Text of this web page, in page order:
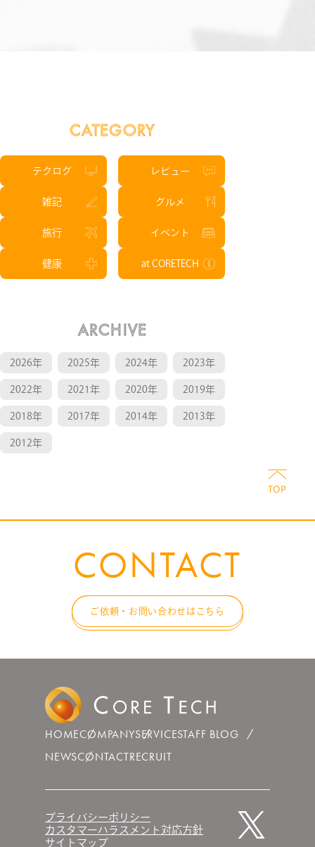
CATEGORY
テクログ レビュー
雑記 グルメ
旅行 イベント
健康 at CORETECH
ARCHIVE
2026年 2025年 2024年 2023年
2022年 2021年 2020年 2019年
2018年 2017年 2014年 2013年
2012年
CONTACT
ご依頼・お問い合わせはこちら
HOMECOMPANYSERVICESTAFF BLOG
NEWSCONTACTRECRUIT
プライバシーポリシー
カスタマーハラスメント対応方針
サイトマップ